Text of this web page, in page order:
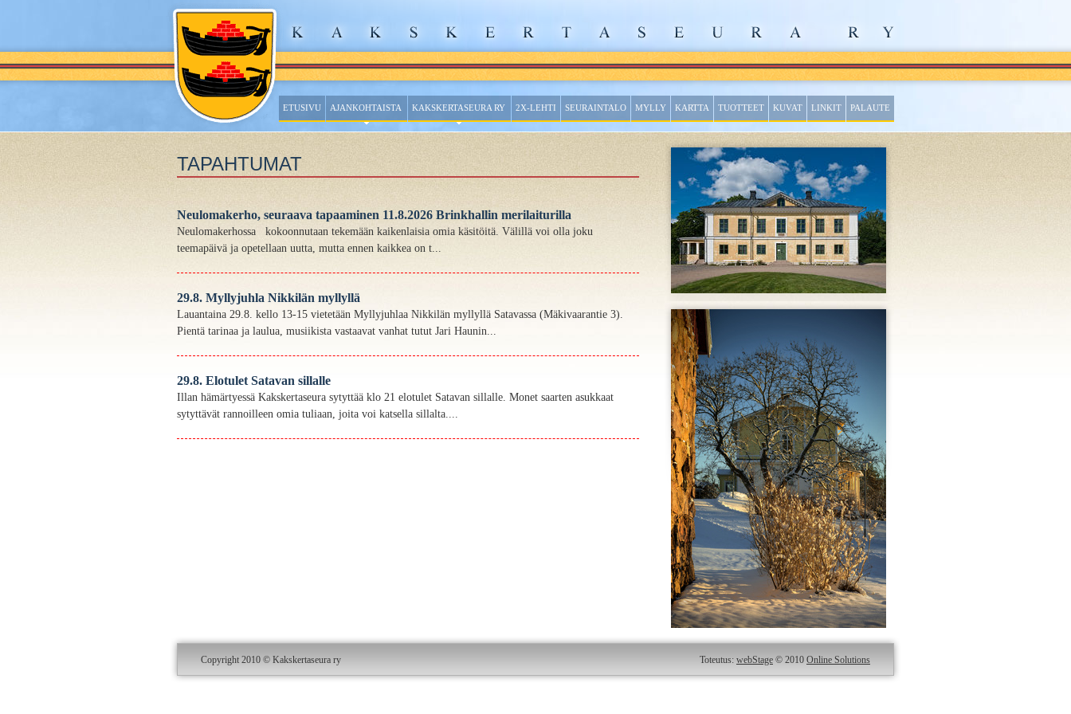
ETUSIVU AJANKOHTAISTA KAKSKERTASEURA RY 2X-LEHTI SEURAINTALO MYLLY KARTTA TUOTTEET KUVAT LINKIT PALAUTE
TAPAHTUMAT
Neulomakerho, seuraava tapaaminen 11.8.2026 Brinkhallin merilaiturilla
Neulomakerhossa kokoonnutaan tekemään kaikenlaisia omia käsitöitä. Välillä voi olla joku
teemapäivä ja opetellaan uutta, mutta ennen kaikkea on t...
29.8. Myllyjuhla Nikkilän myllyllä
Lauantaina 29.8. kello 13-15 vietetään Myllyjuhlaa Nikkilän myllyllä Satavassa (Mäkivaarantie 3).
Pientä tarinaa ja laulua, musiikista vastaavat vanhat tutut Jari Haunin...
29.8. Elotulet Satavan sillalle
Illan hämärtyessä Kakskertaseura sytyttää klo 21 elotulet Satavan sillalle. Monet saarten asukkaat
sytyttävät rannoilleen omia tuliaan, joita voi katsella sillalta....
Copyright 2010 © Kakskertaseura ry Toteutus: webStage © 2010 Online Solutions